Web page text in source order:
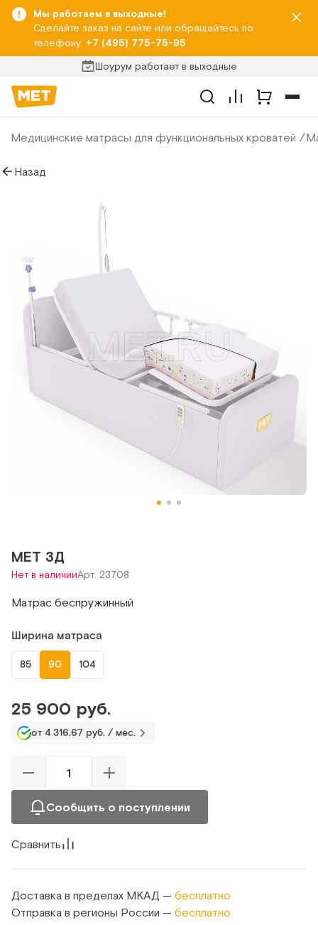
Мы работаем в выходные!
Сделайте заказ на сайте или обращайтесь по
телефону: +7 (495) 775-75-95
Шоурум работает в выходные
Медицинские матрасы для функциональных кроватей
Назад
MET 3Д
Нет в наличииАрт. 23708
Матрас беспружинный
Ширина матраса
85 90 104
25 900 руб.
от 4 316.67 руб. / мес.
Сообщить о поступлении
Сравнить
Доставка в пределах МКАД — бесплатно
Отправка в регионы России — бесплатно